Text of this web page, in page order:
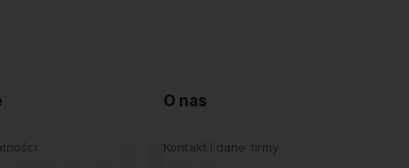
O nas
Kontakt i dane firmy